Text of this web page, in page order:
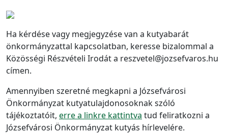
Ha kérdése vagy megjegyzése van a kutyabarát
önkormányzattal kapcsolatban, keresse bizalommal a
Közösségi Részvételi Irodát a reszvetel@jozsefvaros.hu
címen.
Amennyiben szeretné megkapni a Józsefvárosi
Önkormányzat kutyatulajdonosoknak szóló
tájékoztatóit, erre a linkre kattintva tud feliratkozni a
Józsefvárosi Önkormányzat kutyás hírlevelére.